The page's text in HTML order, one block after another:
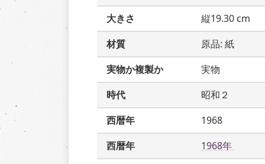
大きさ
縦19.30 cm
材質
原品: 紙
実物か複製か
実物
時代
昭和２
西暦年
1968
西暦年
1968年